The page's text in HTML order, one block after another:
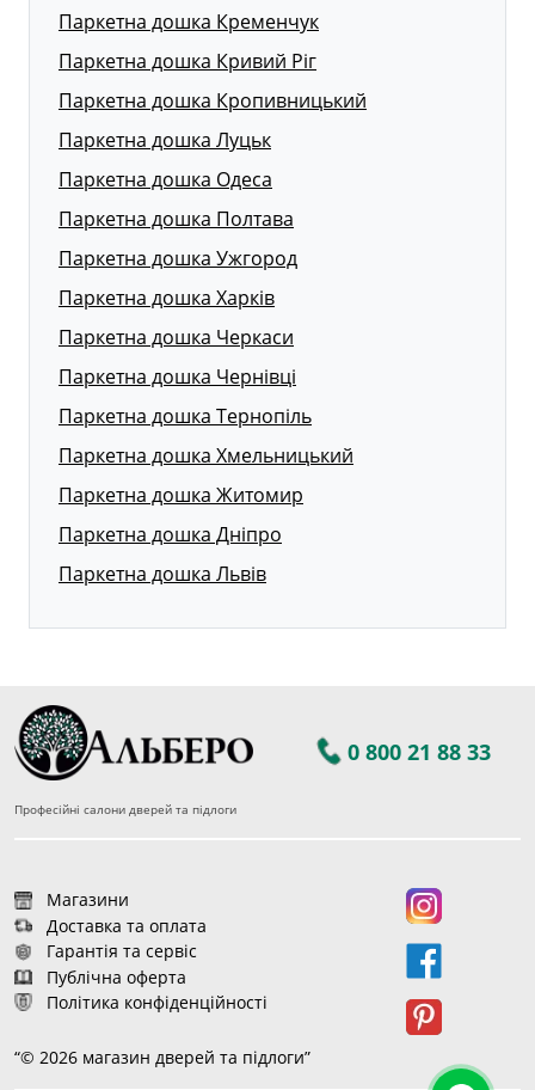
Паркетна дошка Кременчук
Паркетна дошка Кривий Ріг
Паркетна дошка Кропивницький
Паркетна дошка Луцьк
Паркетна дошка Одеса
Паркетна дошка Полтава
Паркетна дошка Ужгород
Паркетна дошка Харків
Паркетна дошка Черкаси
Паркетна дошка Чернівці
Паркетна дошка Тернопіль
Паркетна дошка Хмельницький
Паркетна дошка Житомир
Паркетна дошка Дніпро
Паркетна дошка Львів
0 800 21 88 33
Професійні салони дверей та підлоги
Магазини
Доставка та оплата
Гарантія та сервіс
Публічна оферта
Політика конфіденційності
“© 2026 магазин дверей та підлоги”